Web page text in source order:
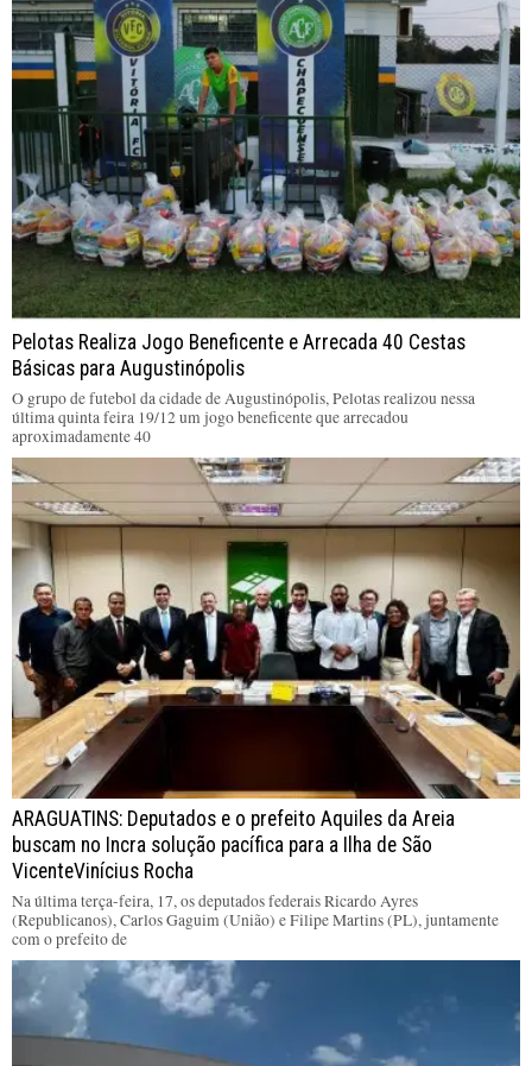
Pelotas Realiza Jogo Beneficente e Arrecada 40 Cestas
Básicas para Augustinópolis
O grupo de futebol da cidade de Augustinópolis, Pelotas realizou nessa
última quinta feira 19/12 um jogo beneficente que arrecadou
aproximadamente 40
ARAGUATINS: Deputados e o prefeito Aquiles da Areia
buscam no Incra solução pacífica para a Ilha de São
VicenteVinícius Rocha
Na última terça-feira, 17, os deputados federais Ricardo Ayres
(Republicanos), Carlos Gaguim (União) e Filipe Martins (PL), juntamente
com o prefeito de